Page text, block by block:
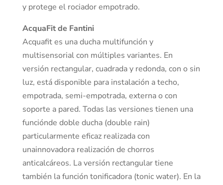
y protege el rociador empotrado.
AcquaFit de Fantini
Acquafit es una ducha multifunción y
multisensorial con múltiples variantes. En
versión rectangular, cuadrada y redonda, con o sin
luz, está disponible para instalación a techo,
empotrada, semi-empotrada, externa o con
soporte a pared. Todas las versiones tienen una
funciónde doble ducha (double rain)
particularmente eficaz realizada con
unainnovadora realización de chorros
anticalcáreos. La versión rectangular tiene
también la función tonificadora (tonic water). En la